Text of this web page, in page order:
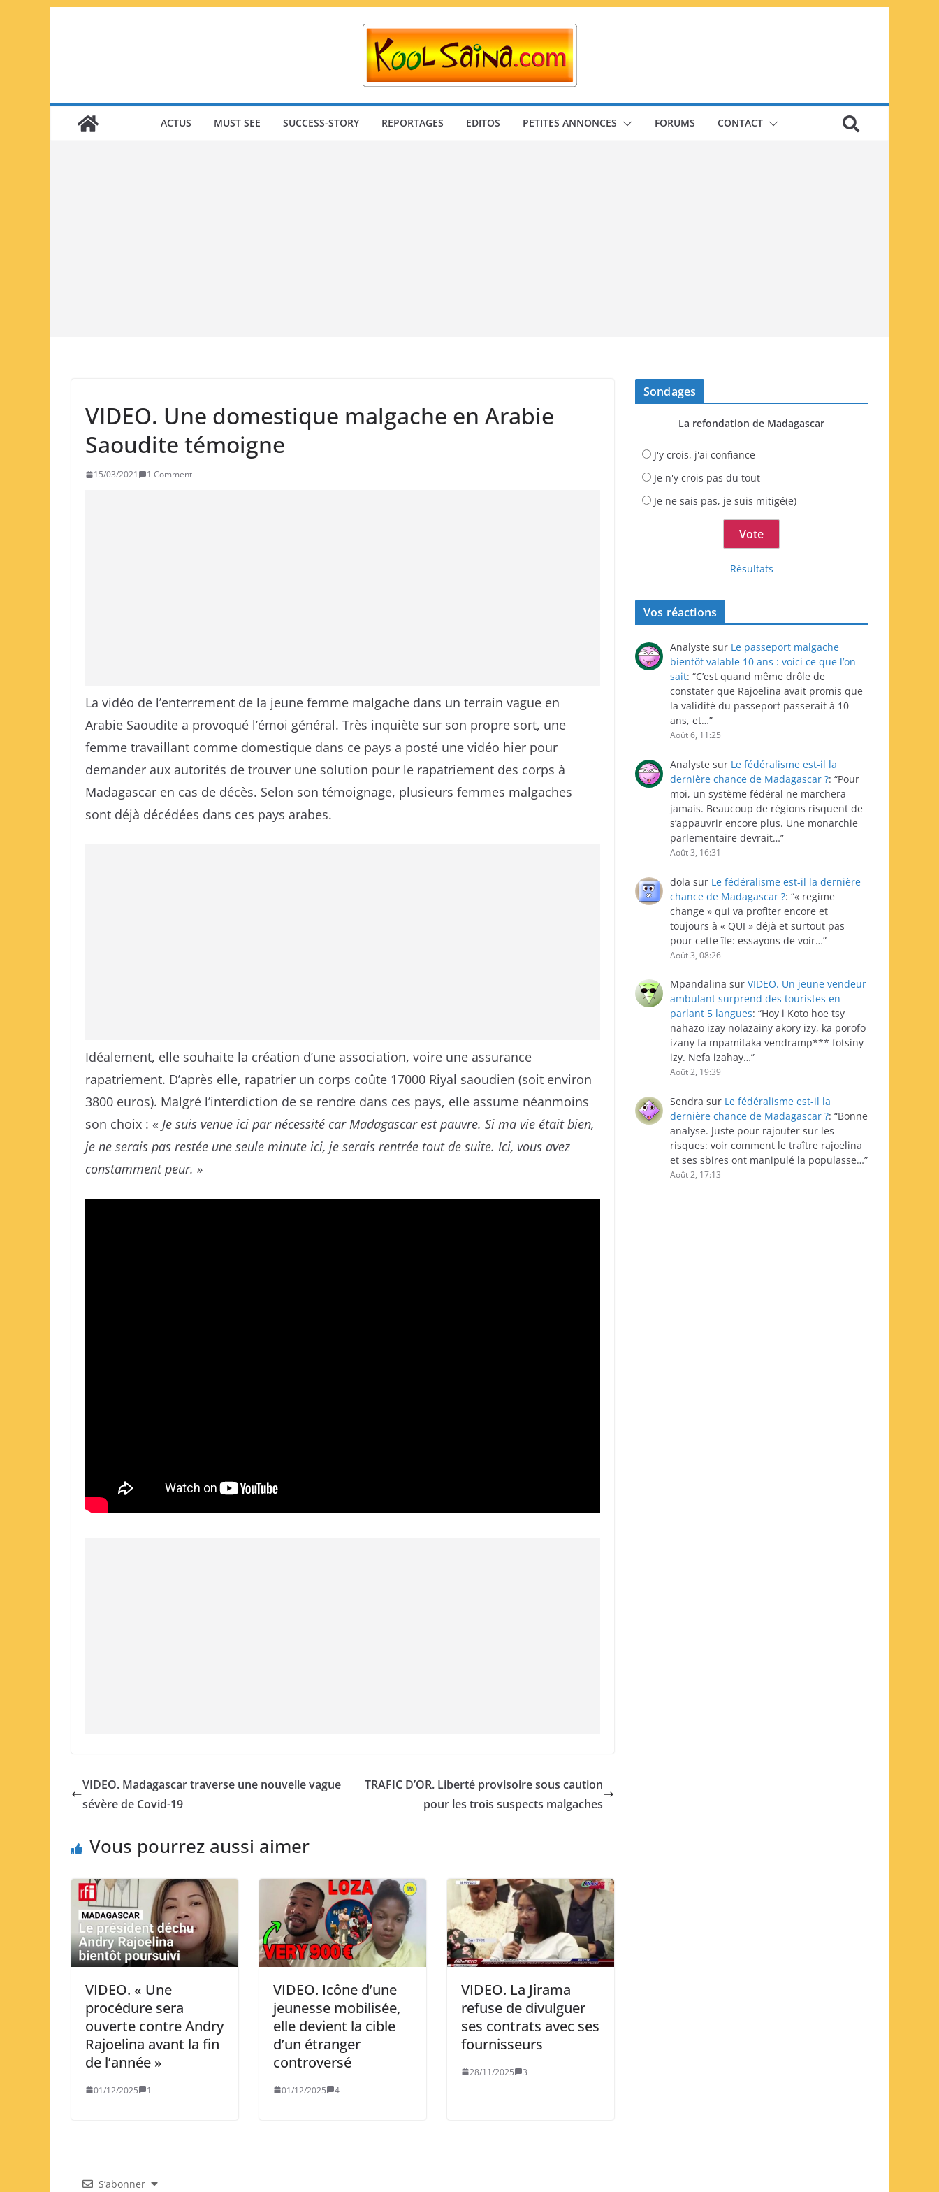
ACTUS MUST SEE SUCCESS-STORY REPORTAGES EDITOS PETITES ANNONCES FORUMS CONTACT
VIDEO. Une domestique malgache en Arabie
Saoudite témoigne
15/03/2021 1 Comment
La vidéo de l’enterrement de la jeune femme malgache dans un terrain vague en
Arabie Saoudite a provoqué l’émoi général. Très inquiète sur son propre sort, une
femme travaillant comme domestique dans ce pays a posté une vidéo hier pour
demander aux autorités de trouver une solution pour le rapatriement des corps à
Madagascar en cas de décès. Selon son témoignage, plusieurs femmes malgaches
sont déjà décédées dans ces pays arabes.
Idéalement, elle souhaite la création d’une association, voire une assurance
rapatriement. D’après elle, rapatrier un corps coûte 17000 Riyal saoudien (soit environ
3800 euros). Malgré l’interdiction de se rendre dans ces pays, elle assume néanmoins
son choix : « Je suis venue ici par nécessité car Madagascar est pauvre. Si ma vie était bien,
je ne serais pas restée une seule minute ici, je serais rentrée tout de suite. Ici, vous avez
constamment peur. »
VIDEO. Madagascar traverse une nouvelle vague
sévère de Covid-19
TRAFIC D’OR. Liberté provisoire sous caution
pour les trois suspects malgaches
Vous pourrez aussi aimer
VIDEO. « Une
procédure sera
ouverte contre Andry
Rajoelina avant la fin
de l’année »
01/12/2025 1
VIDEO. Icône d’une
jeunesse mobilisée,
elle devient la cible
d’un étranger
controversé
01/12/2025 4
VIDEO. La Jirama
refuse de divulguer
ses contrats avec ses
fournisseurs
28/11/2025 3
S’abonner
Sondages
La refondation de Madagascar
J'y crois, j'ai confiance
Je n'y crois pas du tout
Je ne sais pas, je suis mitigé(e)
Résultats
Vos réactions
Analyste sur Le passeport malgache
bientôt valable 10 ans : voici ce que l’on
sait: “C’est quand même drôle de
constater que Rajoelina avait promis que
la validité du passeport passerait à 10
ans, et…”
Août 6, 11:25
Analyste sur Le fédéralisme est-il la
dernière chance de Madagascar ?: “Pour
moi, un système fédéral ne marchera
jamais. Beaucoup de régions risquent de
s’appauvrir encore plus. Une monarchie
parlementaire devrait…”
Août 3, 16:31
dola sur Le fédéralisme est-il la dernière
chance de Madagascar ?: “« regime
change » qui va profiter encore et
toujours à « QUI » déjà et surtout pas
pour cette île: essayons de voir…”
Août 3, 08:26
Mpandalina sur VIDEO. Un jeune vendeur
ambulant surprend des touristes en
parlant 5 langues: “Hoy i Koto hoe tsy
nahazo izay nolazainy akory izy, ka porofo
izany fa mpamitaka vendramp*** fotsiny
izy. Nefa izahay…”
Août 2, 19:39
Sendra sur Le fédéralisme est-il la
dernière chance de Madagascar ?: “Bonne
analyse. Juste pour rajouter sur les
risques: voir comment le traître rajoelina
et ses sbires ont manipulé la populasse…”
Août 2, 17:13